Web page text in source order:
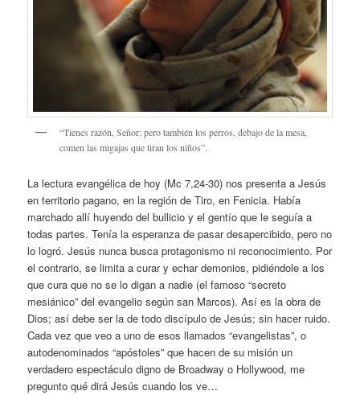
“Tienes razón, Señor: pero también los perros, debajo de la mesa,
comen las migajas que tiran los niños”.
La lectura evangélica de hoy (Mc 7,24-30) nos presenta a Jesús
en territorio pagano, en la región de Tiro, en Fenicia. Había
marchado allí huyendo del bullicio y el gentío que le seguía a
todas partes. Tenía la esperanza de pasar desapercibido, pero no
lo logró. Jesús nunca busca protagonismo ni reconocimiento. Por
el contrario, se limita a curar y echar demonios, pidiéndole a los
que cura que no se lo digan a nadie (el famoso “secreto
mesiánico” del evangelio según san Marcos). Así es la obra de
Dios; así debe ser la de todo discípulo de Jesús; sin hacer ruido.
Cada vez que veo a uno de esos llamados “evangelistas”, o
autodenominados “apóstoles” que hacen de su misión un
verdadero espectáculo digno de Broadway o Hollywood, me
pregunto qué dirá Jesús cuando los ve…